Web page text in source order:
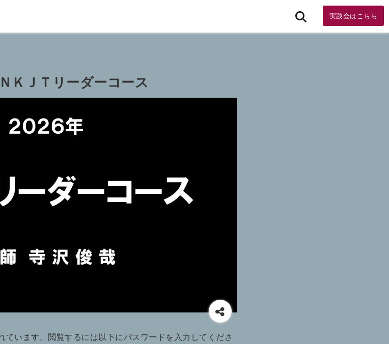
実践会はこちら
ＫＪＴリーダーコース
ています。閲覧するには以下にパスワードを入力してくださ